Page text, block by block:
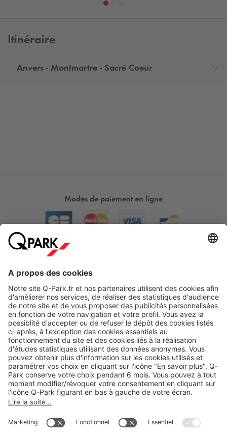
Itinéraire
Anvers - Montmartre - Sacré Coeur
Modes de paiement en ligne
Nos produits
Nos services
Cookies